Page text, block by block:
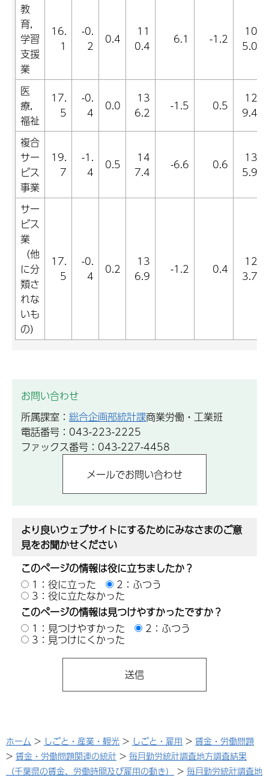
教
育,
学習
支援
業
16.
1
-0.
2
0.4
11
0.4
6.1 -1.2
10
5.0
医
療,
福祉
17.
5
-0.
4
0.0
13
6.2
-1.5 0.5
12
9.4
複合
サー
ビス
事業
19.
7
-1.
4
0.5
14
7.4
-6.6 0.6
13
5.9
サー
ビス
業
（他
に分
類さ
れな
いも
の）
17.
5
-0.
4
0.2
13
6.9
-1.2 0.4
12
3.7
お問い合わせ
所属課室： 総合企画部統計課商業労働・工業班
電話番号：043-223-2225
ファックス番号：043-227-4458
より良いウェブサイトにするためにみなさまのご意
見をお聞かせください
このページの情報は役に立ちましたか？
1：役に立った
2：ふつう
3：役に立たなかった
このページの情報は見つけやすかったですか？
1：見つけやすかった
2：ふつう
3：見つけにくかった
ホーム > しごと・産業・観光 > しごと・雇用 > 賃金・労働問題
> 賃金・労働問題関連の統計 > 毎月勤労統計調査地方調査結果
（千葉県の賃金、労働時間及び雇用の動き）
> 毎月勤労統計調査地